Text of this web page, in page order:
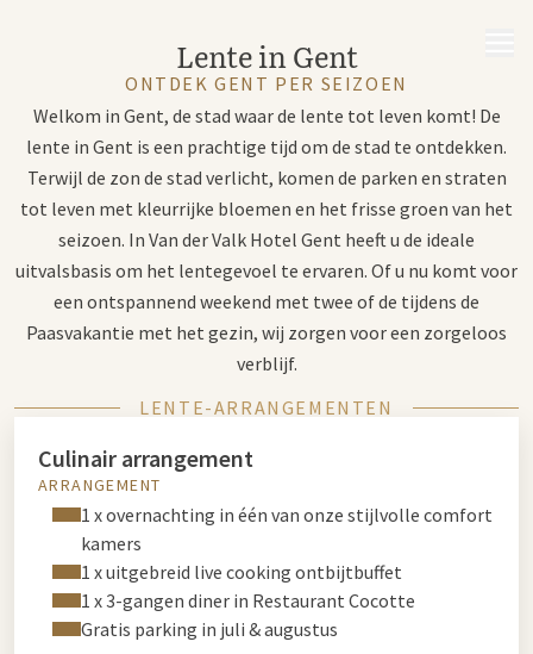
Lente in Gent
ONTDEK GENT PER SEIZOEN
Welkom in Gent, de stad waar de lente tot leven komt! De
lente in Gent is een prachtige tijd om de stad te ontdekken.
Terwijl de zon de stad verlicht, komen de parken en straten
tot leven met kleurrijke bloemen en het frisse groen van het
seizoen. In Van der Valk Hotel Gent heeft u de ideale
uitvalsbasis om het lentegevoel te ervaren. Of u nu komt voor
een ontspannend weekend met twee of de tijdens de
Paasvakantie met het gezin, wij zorgen voor een zorgeloos
verblijf.
LENTE-ARRANGEMENTEN
Culinair arrangement
ARRANGEMENT
1 x overnachting in één van onze stijlvolle comfort
kamers
1 x uitgebreid live cooking ontbijtbuffet
1 x 3-gangen diner in Restaurant Cocotte
Gratis parking in juli & augustus